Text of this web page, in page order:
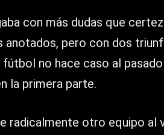
con más dudas que
anotados, pero con dos
no hace caso al
la primera parte.
radicalmente otro equipo al